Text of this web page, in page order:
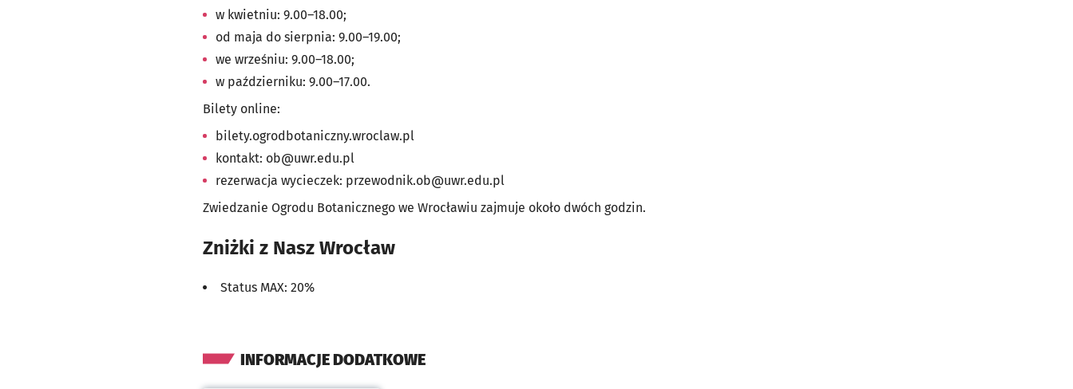
w kwietniu: 9.00–18.00;
od maja do sierpnia: 9.00–19.00;
we wrześniu: 9.00–18.00;
w październiku: 9.00–17.00.
Bilety online:
bilety.ogrodbotaniczny.wroclaw.pl
kontakt: ob@uwr.edu.pl
rezerwacja wycieczek: przewodnik.ob@uwr.edu.pl
Zwiedzanie Ogrodu Botanicznego we Wrocławiu zajmuje około dwóch godzin.
Zniżki z Nasz Wrocław
Status MAX: 20%
INFORMACJE DODATKOWE